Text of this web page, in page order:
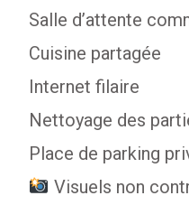
Salle d’attente
Cuisine partagée
Internet filaire
Nettoyage des
Place de parking
Visuels non